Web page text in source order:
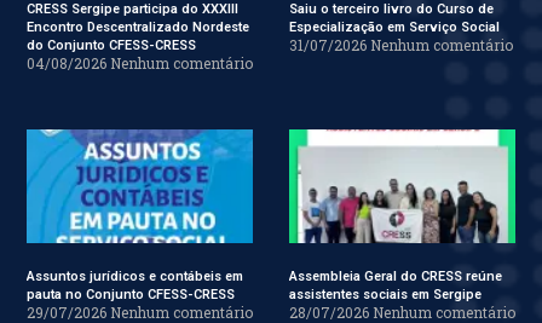
CRESS Sergipe participa do XXXIII
Encontro Descentralizado Nordeste
do Conjunto CFESS-CRESS
04/08/2026 Nenhum comentário
Saiu o terceiro livro do Curso de
Especialização em Serviço Social
31/07/2026 Nenhum comentário
Assuntos jurídicos e contábeis em
pauta no Conjunto CFESS-CRESS
29/07/2026 Nenhum comentário
Assembleia Geral do CRESS reúne
assistentes sociais em Sergipe
28/07/2026 Nenhum comentário